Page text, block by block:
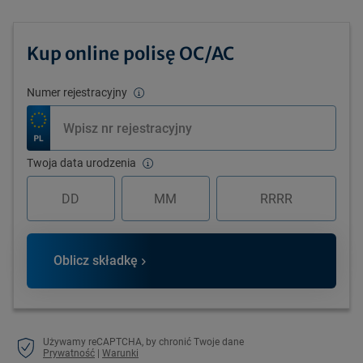
Kup online polisę OC/AC
Numer rejestracyjny
Twoja data urodzenia
Oblicz składkę
Używamy reCAPTCHA, by chronić Twoje dane
Prywatność
Warunki